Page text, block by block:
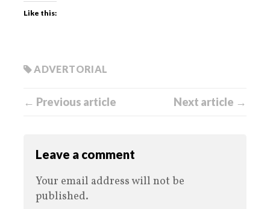
Like this:
ADVERTORIAL
← Previous article Next article →
Leave a comment
Your email address will not be
published.